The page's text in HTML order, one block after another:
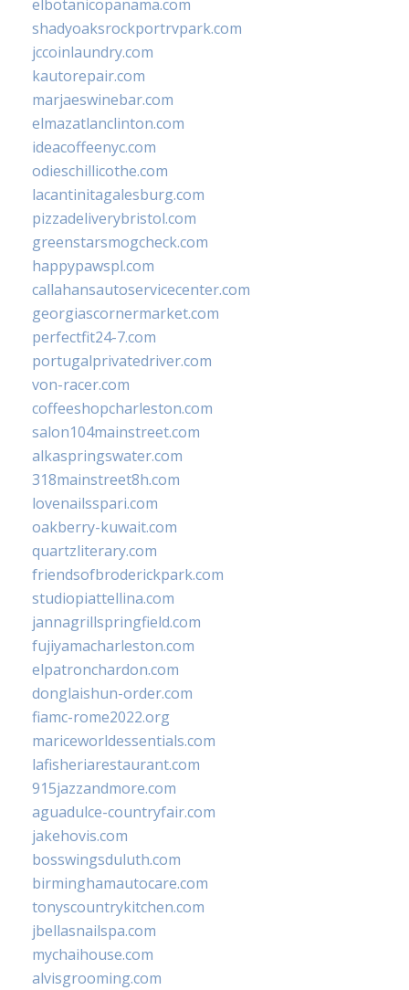
elbotanicopanama.com
shadyoaksrockportrvpark.com
jccoinlaundry.com
kautorepair.com
marjaeswinebar.com
elmazatlanclinton.com
ideacoffeenyc.com
odieschillicothe.com
lacantinitagalesburg.com
pizzadeliverybristol.com
greenstarsmogcheck.com
happypawspl.com
callahansautoservicecenter.com
georgiascornermarket.com
perfectfit24-7.com
portugalprivatedriver.com
von-racer.com
coffeeshopcharleston.com
salon104mainstreet.com
alkaspringswater.com
318mainstreet8h.com
lovenailsspari.com
oakberry-kuwait.com
quartzliterary.com
friendsofbroderickpark.com
studiopiattellina.com
jannagrillspringfield.com
fujiyamacharleston.com
elpatronchardon.com
donglaishun-order.com
fiamc-rome2022.org
mariceworldessentials.com
lafisheriarestaurant.com
915jazzandmore.com
aguadulce-countryfair.com
jakehovis.com
bosswingsduluth.com
birminghamautocare.com
tonyscountrykitchen.com
jbellasnailspa.com
mychaihouse.com
alvisgrooming.com